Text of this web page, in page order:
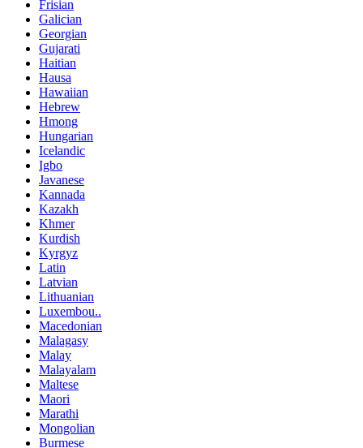
Frisian
Galician
Georgian
Gujarati
Haitian
Hausa
Hawaiian
Hebrew
Hmong
Hungarian
Icelandic
Igbo
Javanese
Kannada
Kazakh
Khmer
Kurdish
Kyrgyz
Latin
Latvian
Lithuanian
Luxembou..
Macedonian
Malagasy
Malay
Malayalam
Maltese
Maori
Marathi
Mongolian
Burmese